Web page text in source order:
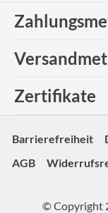
Zertifikate
Barrierefreiheit
AGB
© Copyright